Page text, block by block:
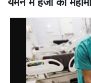
यमन में हैजा की